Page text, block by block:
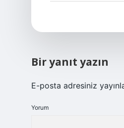
Bir yanıt yazın
E-posta adresiniz
Yorum